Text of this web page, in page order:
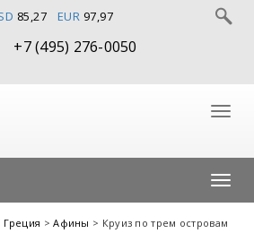
85,27 EUR 97,97
+7 (495) 276-0050
Греция >Афины > Круиз по трем островам